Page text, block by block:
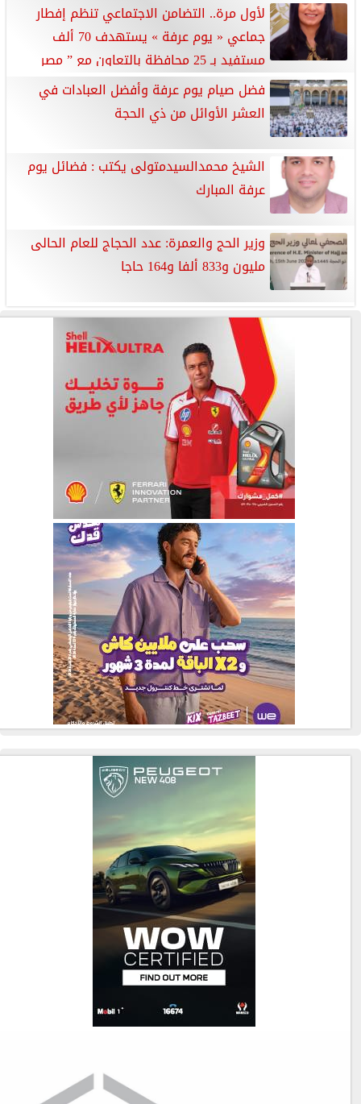
لأول مرة.. التضامن الاجتماعي تنظم إفطار
جماعي « يوم عرفة » يستهدف 70 ألف
مستفيد بـ 25 محافظة بالتعاون مع ” مصر
الخير”
فضل صيام يوم عرفة وأفضل العبادات في
العشر الأوائل من ذي الحجة
الشيخ محمدالسيدمتولى يكتب : فضائل يوم
عرفة المبارك
وزير الحج والعمرة: عدد الحجاج للعام الحالى
مليون و833 ألفا و164 حاجا